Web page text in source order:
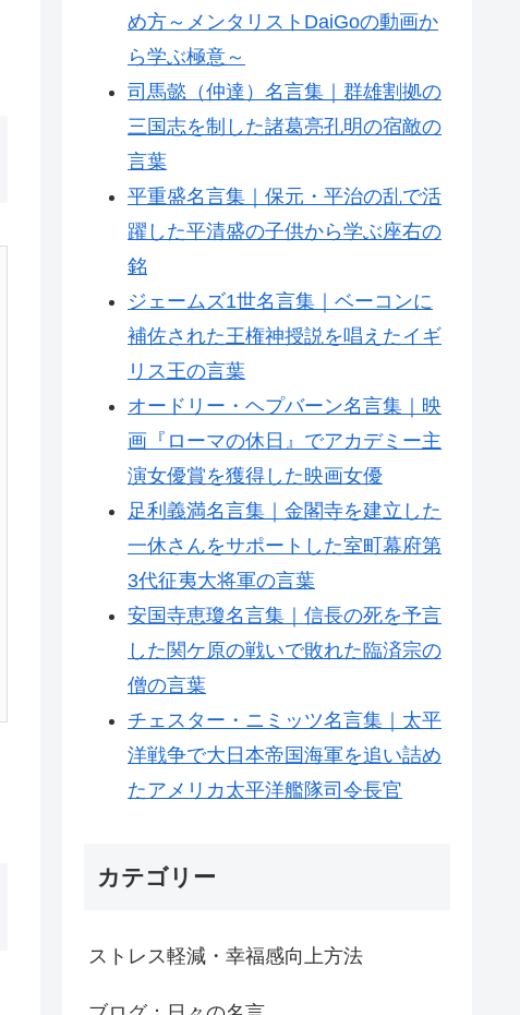
め方～メンタリストDaiGoの動画か
ら学ぶ極意～
司馬懿（仲達）名言集｜群雄割拠の
三国志を制した諸葛亮孔明の宿敵の
言葉
平重盛名言集｜保元・平治の乱で活
躍した平清盛の子供から学ぶ座右の
銘
ジェームズ1世名言集｜ベーコンに
補佐された王権神授説を唱えたイギ
リス王の言葉
オードリー・ヘプバーン名言集｜映
画『ローマの休日』でアカデミー主
演女優賞を獲得した映画女優
足利義満名言集｜金閣寺を建立した
一休さんをサポートした室町幕府第
3代征夷大将軍の言葉
安国寺恵瓊名言集｜信長の死を予言
した関ケ原の戦いで敗れた臨済宗の
僧の言葉
チェスター・ニミッツ名言集｜太平
洋戦争で大日本帝国海軍を追い詰め
たアメリカ太平洋艦隊司令長官
カテゴリー
ストレス軽減・幸福感向上方法